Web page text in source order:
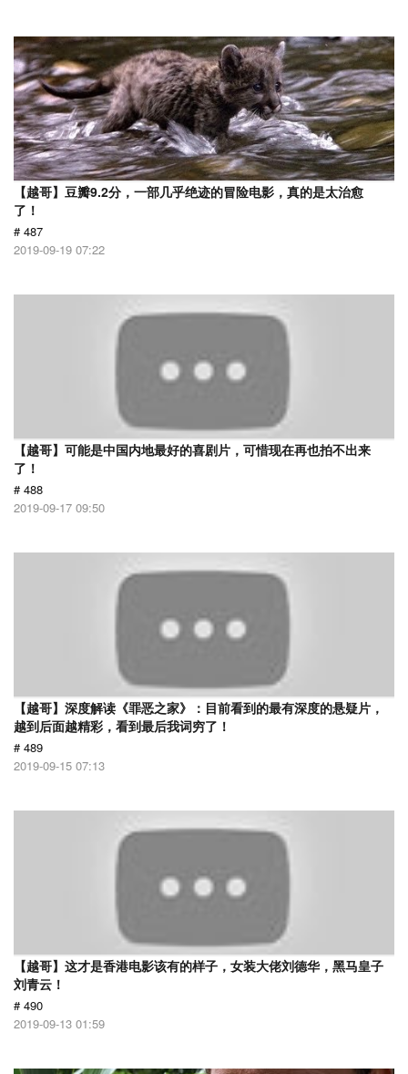
【越哥】豆瓣9.2分，一部几乎绝迹的冒险电影，真的是太治愈
了！
# 487
2019-09-19 07:22
【越哥】可能是中国内地最好的喜剧片，可惜现在再也拍不出来
了！
# 488
2019-09-17 09:50
【越哥】深度解读《罪恶之家》：目前看到的最有深度的悬疑片，
越到后面越精彩，看到最后我词穷了！
# 489
2019-09-15 07:13
【越哥】这才是香港电影该有的样子，女装大佬刘德华，黑马皇子
刘青云！
# 490
2019-09-13 01:59